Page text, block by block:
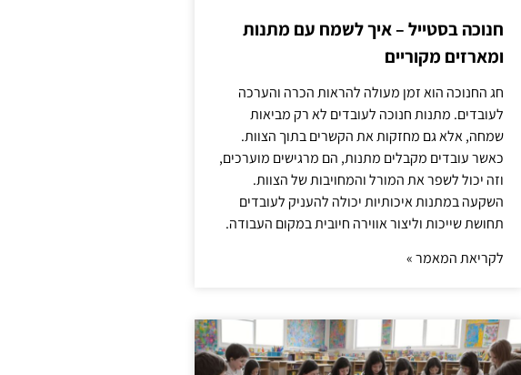
חנוכה בסטייל – איך לשמח עם מתנות
ומארזים מקוריים
חג החנוכה הוא זמן מעולה להראות הכרה והערכה
לעובדים. מתנות חנוכה לעובדים לא רק מביאות
שמחה, אלא גם מחזקות את הקשרים בתוך הצוות.
כאשר עובדים מקבלים מתנות, הם מרגישים מוערכים,
וזה יכול לשפר את המורל והמחויבות של הצוות.
השקעה במתנות איכותיות יכולה להעניק לעובדים
תחושת שייכות וליצור אווירה חיובית במקום העבודה.
לקריאת המאמר »